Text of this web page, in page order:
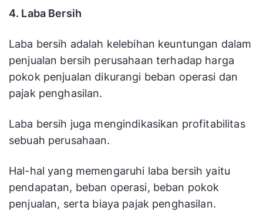
4. Laba Bersih
Laba bersih adalah kelebihan keuntungan dalam
penjualan bersih perusahaan terhadap harga
pokok penjualan dikurangi beban operasi dan
pajak penghasilan.
Laba bersih juga mengindikasikan profitabilitas
sebuah perusahaan.
Hal-hal yang memengaruhi laba bersih yaitu
pendapatan, beban operasi, beban pokok
penjualan, serta biaya pajak penghasilan.